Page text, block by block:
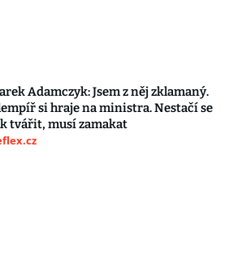
Adamczyk: Jsem z něj zklamaný.
si hraje na ministra. Nestačí se
tvářit, musí zamakat